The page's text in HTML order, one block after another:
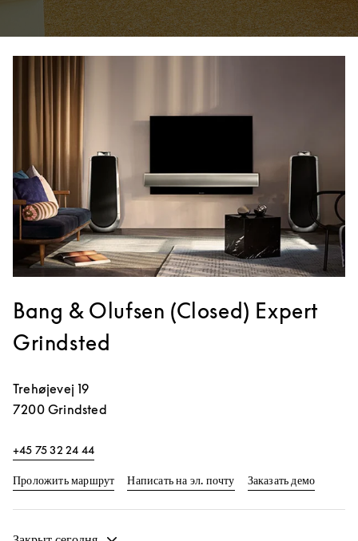
Bang & Olufsen (Closed) Expert
Grindsted
Trehøjevej 19
7200 Grindsted
+45 75 32 24 44
Проложить маршрутLink Opens in New Tab
Написать на эл. почту Заказать демо